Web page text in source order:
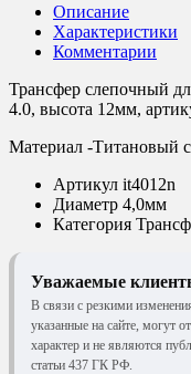
Описание
Характеристики
Комментарии
Трансфер слепочный
4.0, высота 12мм,
Материал -Титановый
Артикул it4012n
Диаметр 4,0мм
Категория
Уважаемые
В связи с резкими
указанные на сайте, могут
характер и не являются
статьи 437 ГК РФ.